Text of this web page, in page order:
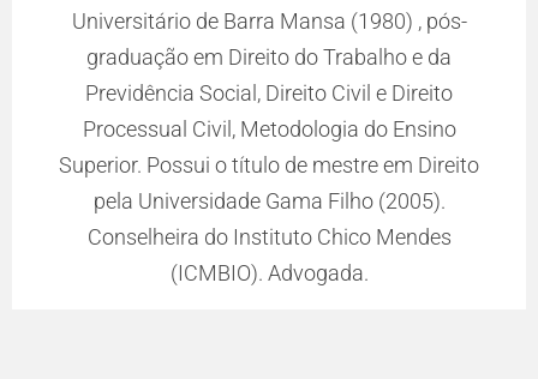
Universitário de Barra Mansa (1980) , pós-
graduação em Direito do Trabalho e da
Previdência Social, Direito Civil e Direito
Processual Civil, Metodologia do Ensino
Superior. Possui o título de mestre em Direito
pela Universidade Gama Filho (2005).
Conselheira do Instituto Chico Mendes
(ICMBIO). Advogada.